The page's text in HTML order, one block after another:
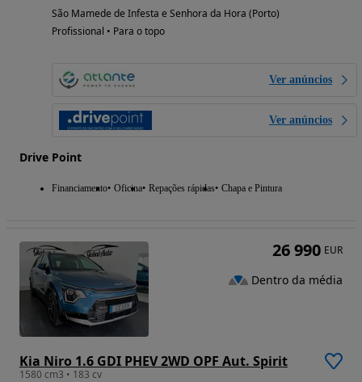
São Mamede de Infesta e Senhora da Hora (Porto)
Profissional • Para o topo
Ver anúncios
Ver anúncios
Drive Point
Financiamento Oficina Repações rápidas Chapa e Pintura
Kia Niro 1.6 GDI PHEV 2WD OPF Aut. Spirit
1580 cm3 • 183 cv
26 990 EUR
Dentro da média